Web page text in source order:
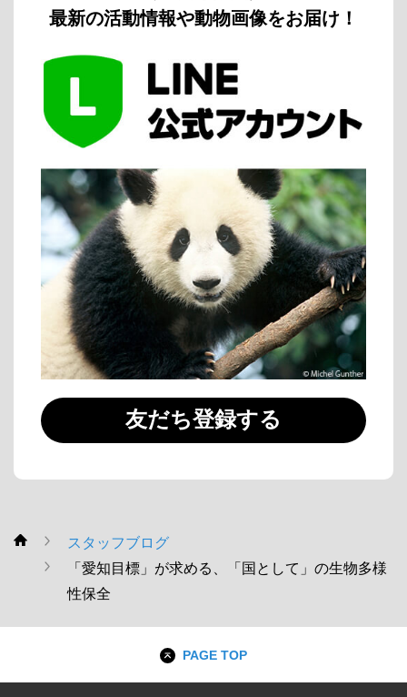
最新の活動情報や動物画像をお届け！
友だち登録する
WWF
スタッフブログ
「愛知目標」が求める、「国として」の生物多様
性保全
PAGE TOP